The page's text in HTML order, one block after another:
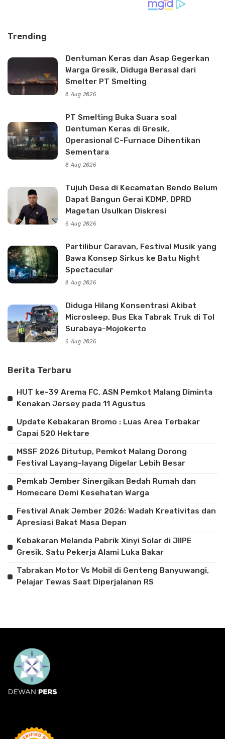
Trending
Dentuman Keras dan Asap Gegerkan
Warga Gresik, Diduga Berasal dari
Smelter PT Smelting
8 Aug 2026
PT Smelting Buka Suara soal
Dentuman Keras di Gresik,
Operasional C-Furnace Dihentikan
Sementara
8 Aug 2026
Tujuh Desa di Kecamatan Bendo Belum
Dapat Bangun Gerai KDMP, DPRD
Magetan Usulkan Diskresi
6 Aug 2026
Partilibur Caravan, Festival Musik yang
Bawa Konsep Sirkus ke Batu Night
Spectacular
8 Aug 2026
Diduga Hilang Konsentrasi Akibat
Microsleep, Bus Eka Tabrak Truk di Tol
Surabaya-Mojokerto
6 Aug 2026
Berita Terbaru
HUT ke-39 Arema FC, ASN Pemkot Malang Diminta
Kenakan Jersey pada 11 Agustus
Update Kebakaran Bromo : Luas Area Terbakar
Capai 520 Hektare
MSSF 2026 Ditutup, Pemkot Malang Dorong
Festival Layang-layang Digelar Lebih Besar
Pemkab Jember Sinergikan Bedah Rumah dan
Homecare Demi Kesehatan Warga
Festival Anak Jember 2026: Wadah Kreativitas dan
Apresiasi Bakat Masa Depan
Kebakaran Melanda Pabrik Xinyi Solar di JIIPE
Gresik, Satu Pekerja Alami Luka Bakar
Tabrakan Motor Vs Mobil di Genteng Banyuwangi,
Pelajar Tewas Saat Diperjalanan RS